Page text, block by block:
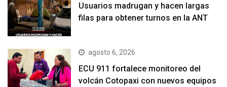
Usuarios madrugan y hacen largas
filas para obtener turnos en la ANT
agosto 6, 2026
ECU 911 fortalece monitoreo del
volcán Cotopaxi con nuevos equipos